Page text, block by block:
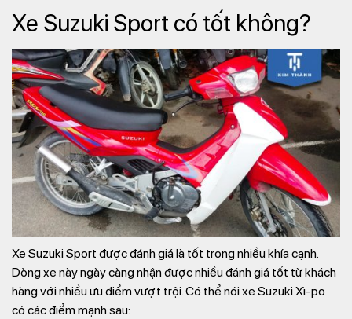
Xe Suzuki Sport có tốt không?
Xe Suzuki Sport được đánh giá là tốt trong nhiều khía cạnh.
Dòng xe này ngày càng nhận được nhiều đánh giá tốt từ khách
hàng với nhiều ưu điểm vượt trội. Có thể nói xe Suzuki Xì-po
có các điểm mạnh sau: